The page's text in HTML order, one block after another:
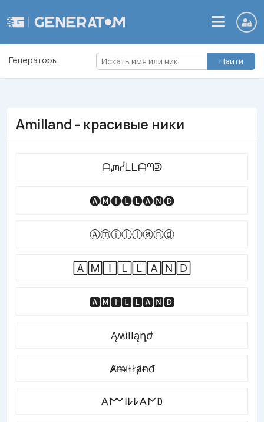
Генераторы Найти
Amilland - красивые ники
ᗩᘻᓰᒪᒪᗩᘉᕲ
🅐🅜🅘🅛🅛🅐🅝🅓
Ⓐⓜⓘⓛⓛⓐⓝⓓ
🄰🄼🄸🄻🄻🄰🄽🄳
🅰🅼🅸🅻🅻🅰🅽🅳
ĄʍìӀӀąղժ
Ⱥᵯīłłⱥꞥđ
𐌀𐌌𐌉𐌋𐌋𐌀𐌍𐌃